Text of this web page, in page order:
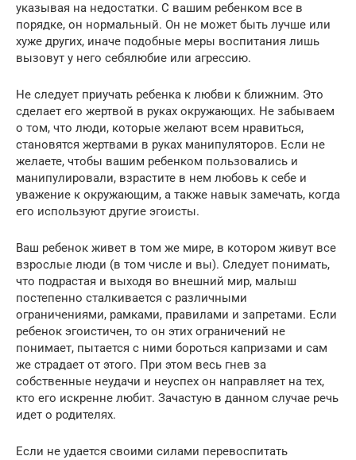
указывая на недостатки. С вашим ребенком все в
порядке, он нормальный. Он не может быть лучше или
хуже других, иначе подобные меры воспитания лишь
вызовут у него себялюбие или агрессию.
Не следует приучать ребенка к любви к ближним. Это
сделает его жертвой в руках окружающих. Не забываем
о том, что люди, которые желают всем нравиться,
становятся жертвами в руках манипуляторов. Если не
желаете, чтобы вашим ребенком пользовались и
манипулировали, взрастите в нем любовь к себе и
уважение к окружающим, а также навык замечать, когда
его используют другие эгоисты.
Ваш ребенок живет в том же мире, в котором живут все
взрослые люди (в том числе и вы). Следует понимать,
что подрастая и выходя во внешний мир, малыш
постепенно сталкивается с различными
ограничениями, рамками, правилами и запретами. Если
ребенок эгоистичен, то он этих ограничений не
понимает, пытается с ними бороться капризами и сам
же страдает от этого. При этом весь гнев за
собственные неудачи и неуспех он направляет на тех,
кто его искренне любит. Зачастую в данном случае речь
идет о родителях.
Если не удается своими силами перевоспитать